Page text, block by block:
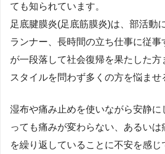
ても知られています。
足底腱膜炎(足底筋膜炎)は、部活動
ランナー、長時間の立ち仕事に従事
が一段落して社会復帰を果たした方
スタイルを問わず多くの方を悩ませ
湿布や痛み止めを使いながら安静に
っても痛みが変わらない、あるい
を繰り返していることに不安を感じ